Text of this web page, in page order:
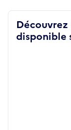
disponible